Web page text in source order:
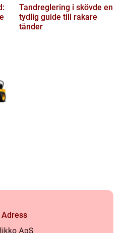
Tandreglering i skövde en
tydlig guide till rakare
tänder
Adress